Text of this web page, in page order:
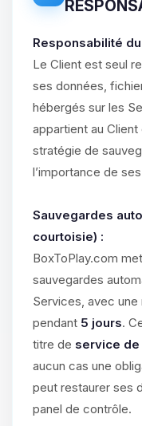
Responsabilité
Le Client est seul
ses données,
hébergés sur les
appartient au
stratégie de
l’importance de
Sauvegardes
courtoisie) :
BoxToPlay.com
sauvegardes
Services, avec
pendant 5 jours.
titre de service
aucun cas une
peut restaurer ses
panel de contrôle.